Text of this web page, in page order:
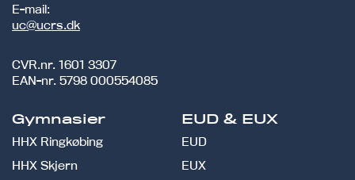
E-mail:
uc@ucrs.dk
CVR.nr. 1601 3307
EAN-nr. 5798 000554085
Gymnasier
HHX Ringkøbing
HHX Skjern
EUD & EUX
EUD
EUX